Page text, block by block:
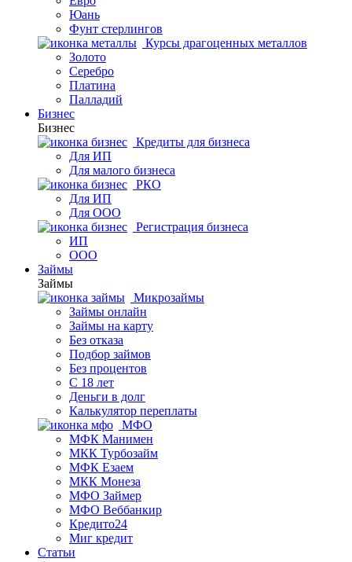
Юань
Фунт стерлингов
Курсы драгоценных металлов
Золото
Серебро
Платина
Палладий
Бизнес
Бизнес
Кредиты для бизнеса
Для ИП
Для малого бизнеса
РКО
Для ИП
Для ООО
Регистрация бизнеса
ИП
ООО
Займы
Займы
Микрозаймы
Займы онлайн
Займы на карту
Без отказа
Подбор займов
Без процентов
С 18 лет
Деньги в долг
Калькулятор переплаты
МФО
МФК Манимен
МКК Турбозайм
МФК Езаем
МКК Монеза
МФО Займер
МФО Веббанкир
Кредито24
Миг кредит
Статьи